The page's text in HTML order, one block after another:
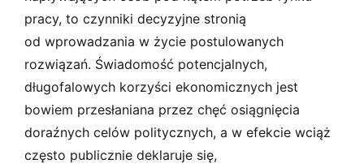
pracy, to czynniki decyzyjne stronią
od wprowadzania w życie postulowanych
rozwiązań. Świadomość potencjalnych,
długofalowych korzyści ekonomicznych jest
bowiem przesłaniana przez chęć osiągnięcia
doraźnych celów politycznych, a w efekcie wciąż
często publicznie deklaruje się,